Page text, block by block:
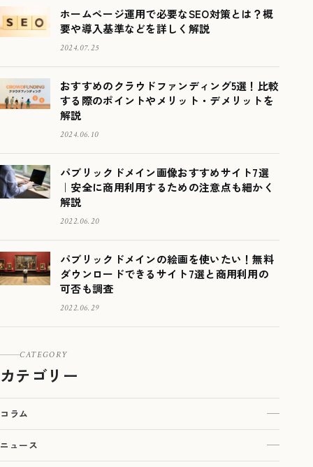
ホームページ運用で必要なSEO対策とは？概
要や導入基準などを詳しく解説
2024.07.25
おすすめのクラウドファンディング5選！比較
する際のポイントやメリット・デメリットを
解説
2024.06.10
パブリックドメイン画像おすすめサイト7選
｜安全に商用利用するための注意点も細かく
解説
2022.06.20
パブリックドメインの絵画を使いたい！無料
ダウンロードできるサイト7選と商用利用の
可否も調査
2022.06.29
CATEGORY
カテゴリー
コラム
ニュース